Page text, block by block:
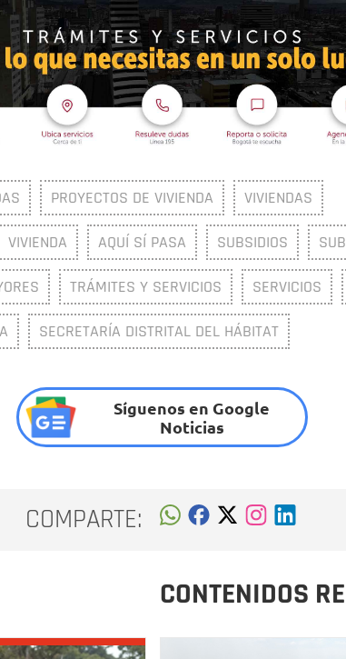
PROYECTOS DE VIVIENDA VIVIENDAS
VIVIENDA AQUÍ SÍ PASA SUBSIDIOS
TRÁMITES Y SERVICIOS SERVICIOS
SECRETARÍA DISTRITAL DEL HÁBITAT
Síguenos en Google
Noticias
COMPARTE:
CONTENIDOS